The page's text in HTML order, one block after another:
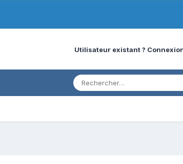
Utilisateur existant ?